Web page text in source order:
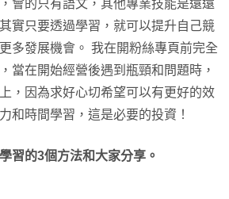
會的只有語文，其他專業技能是遠遠
實只要透過學習，就可以提升自己競
多發展機會。 我在開粉絲專頁前完全
當在開始經營後遇到瓶頸和問題時，
，因為求好心切希望可以有更好的效
和時間學習，這是必要的投資！
習的3個方法和大家分享。